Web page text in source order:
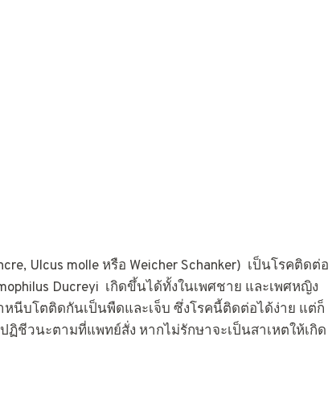
Ulcus molle หรือ Weicher Schanker) เป็นโรคติดต่อ
Ducreyi เกิดขึ้นได้ทั้งในเพศชาย และเพศหญิง
นีบโตติดกันเป็นพืดและเจ็บ ซึ่งโรคนี้ติดต่อได้ง่าย แต่ก็
ชีวนะตามที่แพทย์สั่ง หากไม่รักษาจะเป็นสาเหตให้เกิด